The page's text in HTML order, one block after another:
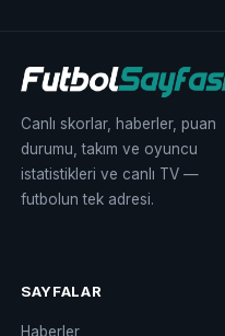
Canlı skorlar, haberler, puan
durumu, takım ve oyuncu
istatistikleri ve canlı TV —
futbolun tek adresi.
SAYFALAR
Haberler